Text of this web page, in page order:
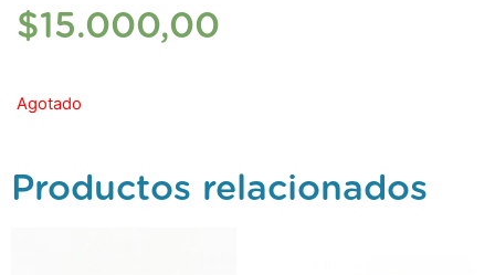
$15.000,00
Agotado
Productos relacionados